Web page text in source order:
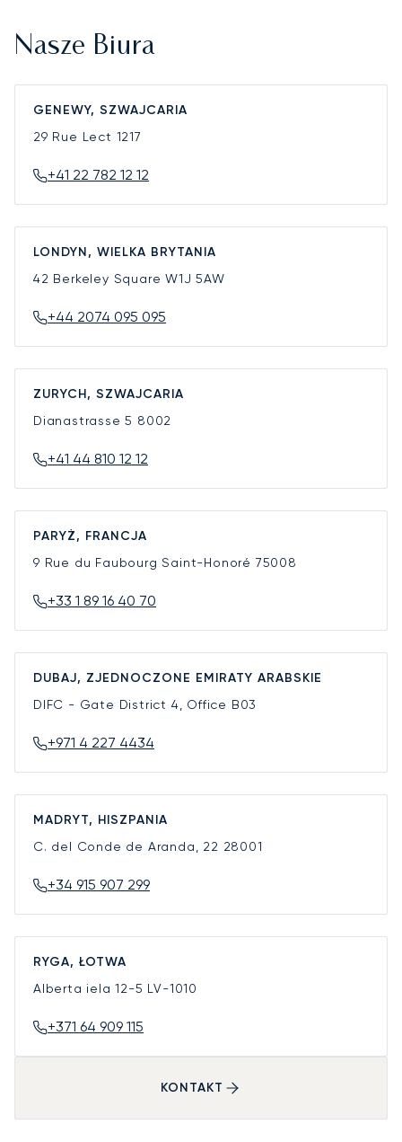
Nasze Biura
GENEWY, SZWAJCARIA
29 Rue Lect 1217
+41 22 782 12 12
LONDYN, WIELKA BRYTANIA
42 Berkeley SquareW1J 5AW
+44 2074 095 095
ZURYCH, SZWAJCARIA
Dianastrasse 5 8002
+41 44 810 12 12
PARYŻ, FRANCJA
9 Rue du Faubourg Saint-Honoré 75008
+33 1 89 16 40 70
DUBAJ, ZJEDNOCZONE EMIRATY ARABSKIE
DIFC - Gate District 4, Office B03
+971 4 227 4434
MADRYT, HISZPANIA
C. del Conde de Aranda, 22 28001
+34 915 907 299
RYGA, ŁOTWA
Alberta iela 12-5 LV-1010
+371 64 909 115
KONTAKT